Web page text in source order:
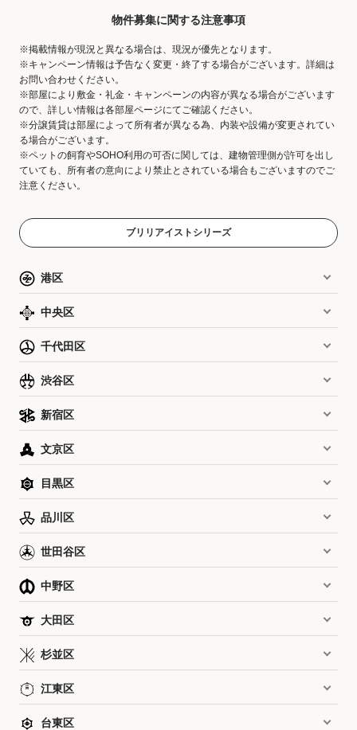
物件募集に関する注意事項
※掲載情報が現況と異なる場合は、現況が優先となります。
※キャンペーン情報は予告なく変更・終了する場合がございます。詳細は
お問い合わせください。
※部屋により敷金・礼金・キャンペーンの内容が異なる場合がございます
ので、詳しい情報は各部屋ページにてご確認ください。
※分譲賃貸は部屋によって所有者が異なる為、内装や設備が変更されてい
る場合がございます。
※ペットの飼育やSOHO利用の可否に関しては、建物管理側が許可を出し
ていても、所有者の意向により禁止とされている場合もございますのでご
注意ください。
ブリリアイストシリーズ
港区
中央区
千代田区
渋谷区
新宿区
文京区
目黒区
品川区
世田谷区
中野区
大田区
杉並区
江東区
台東区